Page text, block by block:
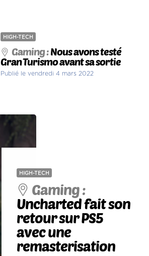
HIGH-TECH
Gaming :Nous avons testé
Gran Turismo avant sa sortie
Publié le vendredi 4 mars 2022
HIGH-TECH
Gaming :
Uncharted fait son
retour sur PS5
avec une
remasterisation